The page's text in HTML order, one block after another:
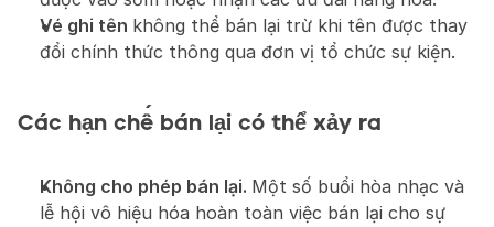
Vé ghi tên không thể bán lại trừ khi tên được thay
đổi chính thức thông qua đơn vị tổ chức sự kiện.
Các hạn chế bán lại có thể xảy ra
Không cho phép bán lại. Một số buổi hòa nhạc và
lễ hội vô hiệu hóa hoàn toàn việc bán lại cho sự